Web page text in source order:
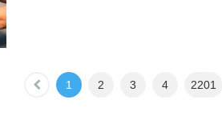
1 2 3 4 2201